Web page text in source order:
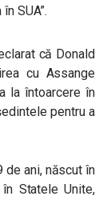
SUA”.
că Donald
cu Assange
la întoarcere în
pentru a
de ani, născut în
Statele Unite,